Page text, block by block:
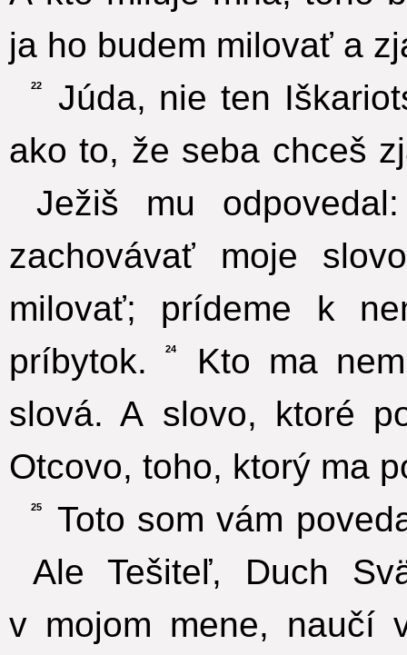
ja ho budem milovať a
22
Júda, nie ten
ako to, že seba chceš
Ježiš mu
zachovávať moje
milovať; prídeme k
príbytok.
24
Kto ma
slová. A slovo, ktoré
Otcovo, toho, ktorý ma
25
Toto som vám
Ale Tešiteľ, Duch
v mojom mene, naučí